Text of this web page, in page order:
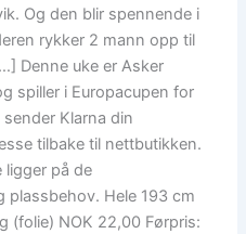
Og den blir spennende i
rykker 2 mann opp til
Denne uke er Asker
spiller i Europacupen for
Klarna din
tilbake til nettbutikken.
ligger på de
Hele 193 cm
(folie) NOK 22,00 Førpris: